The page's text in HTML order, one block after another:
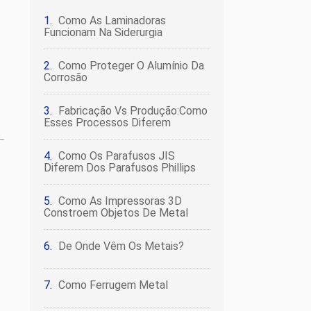
Como As Laminadoras
Funcionam Na Siderurgia
Como Proteger O Alumínio Da
Corrosão
Fabricação Vs Produção:Como
Esses Processos Diferem
Como Os Parafusos JIS
Diferem Dos Parafusos Phillips
Como As Impressoras 3D
Constroem Objetos De Metal
De Onde Vêm Os Metais?
Como Ferrugem Metal